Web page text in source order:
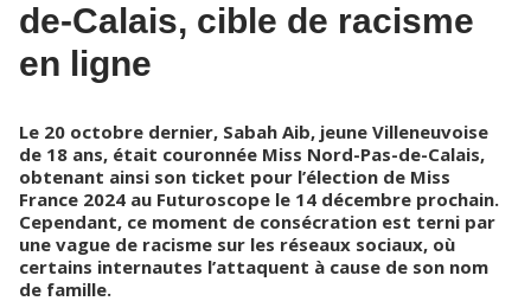
de-Calais, cible de racisme
en ligne
Le 20 octobre dernier, Sabah Aib, jeune Villeneuvoise
de 18 ans, était couronnée Miss Nord-Pas-de-Calais,
obtenant ainsi son ticket pour l’élection de Miss
France 2024 au Futuroscope le 14 décembre prochain.
Cependant, ce moment de consécration est terni par
une vague de racisme sur les réseaux sociaux, où
certains internautes l’attaquent à cause de son nom
de famille.